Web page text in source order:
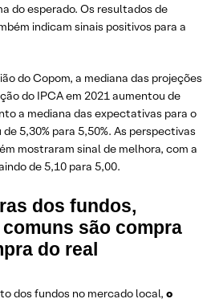
do esperado. Os resultados de
indicam sinais positivos para a
do Copom, a mediana das projeções
do IPCA em 2021 aumentou de
a mediana das expectativas para o
5,30% para 5,50%. As perspectivas
mostraram sinal de melhora, com a
de 5,10 para 5,00.
dos fundos,
são compra
do real
dos fundos no mercado local, o